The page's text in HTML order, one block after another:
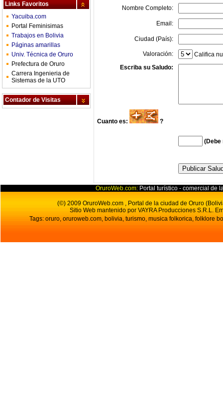
Links Favoritos
Yacuiba.com
Portal Feminisimas
Trabajos en Bolivia
Páginas amarillas
Univ. Técnica de Oruro
Prefectura de Oruro
Carrera Ingenieria de
Sistemas de la UTO
Contador de Visitas
Nombre Completo:
Email:
Ciudad (País):
Valoración:
Califica
Escriba su Saludo:
Cuanto es: ?
(Debe
OruroWeb.com: Portal turístico - comercial de
(©) 2009 OruroWeb.com , Portal de la ciudad de Oruro
Sitio Web mantenido por VAYRA Producciones S.R.L.
Tags: oruro, oruroweb.com, bolivia, turismo, musica folkorica, folklore